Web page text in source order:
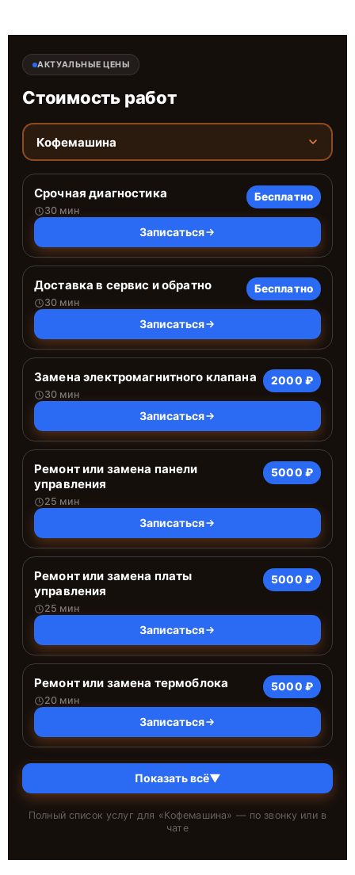
АКТУАЛЬНЫЕ ЦЕНЫ
Стоимость работ
Кофемашина
Срочная диагностика
30 мин
Бесплатно
Записаться
Доставка в сервис и обратно
30 мин
Бесплатно
Записаться
Замена электромагнитного клапана
30 мин
2000 ₽
Записаться
Ремонт или замена панели
управления
25 мин
5000 ₽
Записаться
Ремонт или замена платы
управления
25 мин
5000 ₽
Записаться
Ремонт или замена термоблока
20 мин
5000 ₽
Записаться
Показать всё▼
Полный список услуг для «Кофемашина» — по звонку или в
чате